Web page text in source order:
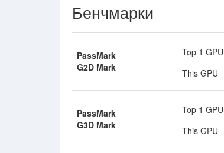
Бенчмарки
PassMark
G2D Mark
Top 1 GPU
This GPU
PassMark
G3D Mark
Top 1 GPU
This GPU